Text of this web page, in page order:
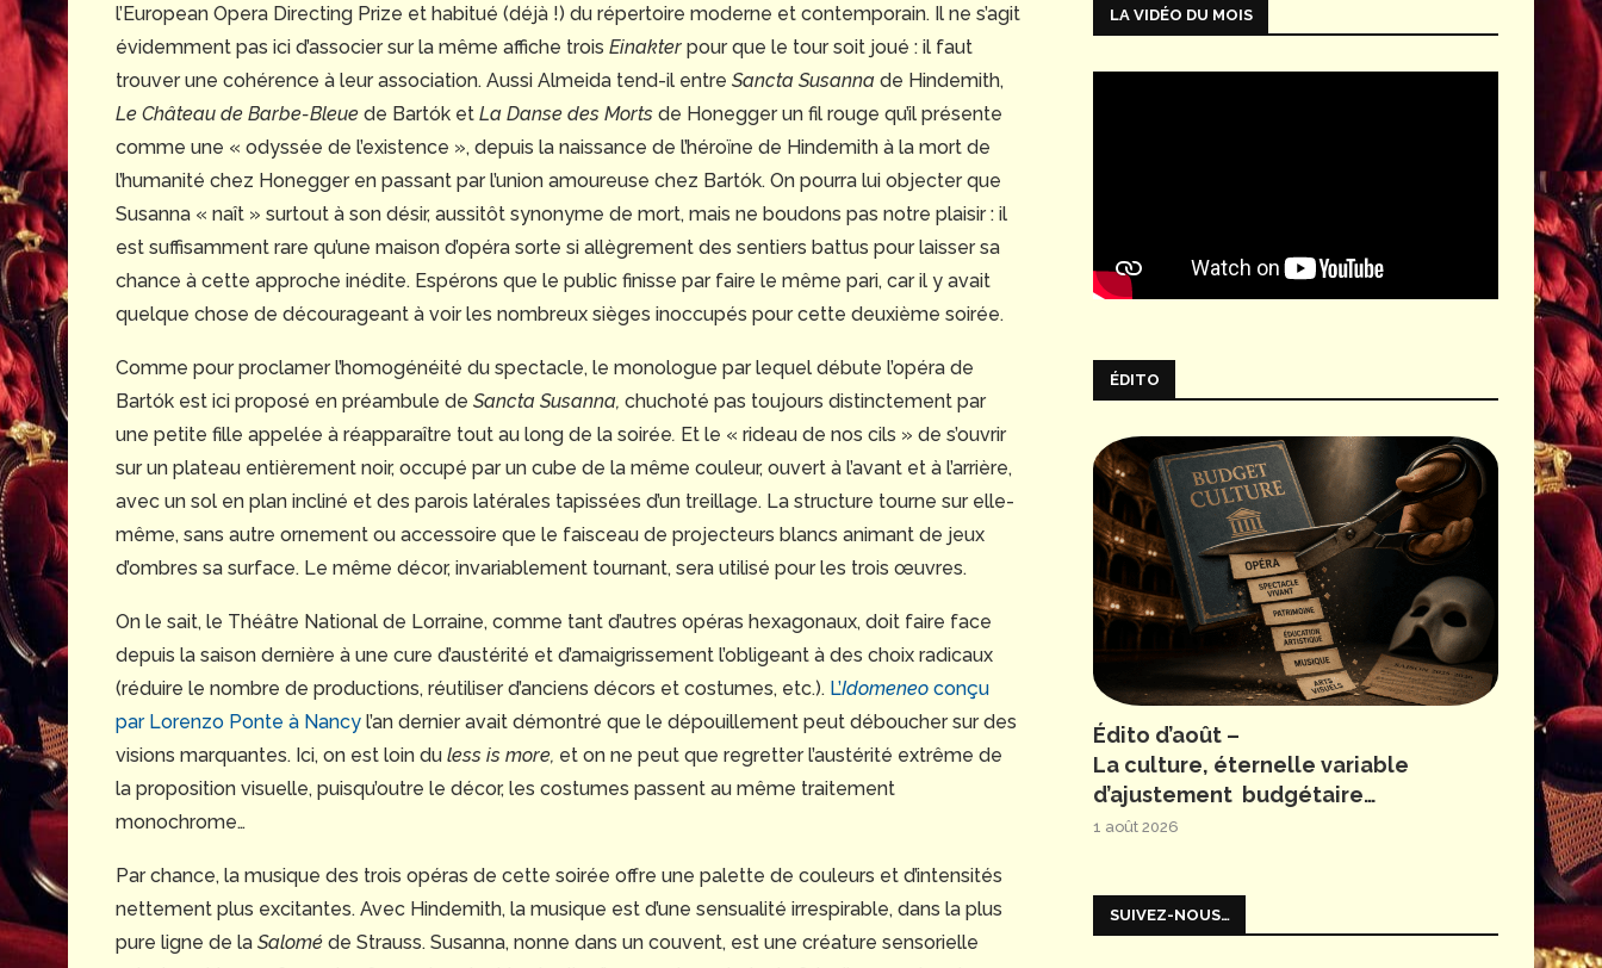
l’European Opera Directing Prize et habitué (déjà !) du répertoire moderne et contemporain. Il ne s’agit
évidemment pas ici d’associer sur la même affiche trois Einakter pour que le tour soit joué : il faut
trouver une cohérence à leur association. Aussi Almeida tend-il entre Sancta Susanna de Hindemith,
Le Château de Barbe-Bleue de Bartók et La Danse des Morts de Honegger un fil rouge qu’il présente
comme une « odyssée de l’existence », depuis la naissance de l’héroïne de Hindemith à la mort de
l’humanité chez Honegger en passant par l’union amoureuse chez Bartók. On pourra lui objecter que
Susanna « naît » surtout à son désir, aussitôt synonyme de mort, mais ne boudons pas notre plaisir : il
est suffisamment rare qu’une maison d’opéra sorte si allègrement des sentiers battus pour laisser sa
chance à cette approche inédite. Espérons que le public finisse par faire le même pari, car il y avait
quelque chose de décourageant à voir les nombreux sièges inoccupés pour cette deuxième soirée.
Comme pour proclamer l’homogénéité du spectacle, le monologue par lequel débute l’opéra de
Bartók est ici proposé en préambule de Sancta Susanna, chuchoté pas toujours distinctement par
une petite fille appelée à réapparaître tout au long de la soirée. Et le « rideau de nos cils » de s’ouvrir
sur un plateau entièrement noir, occupé par un cube de la même couleur, ouvert à l’avant et à l’arrière,
avec un sol en plan incliné et des parois latérales tapissées d’un treillage. La structure tourne sur elle-
même, sans autre ornement ou accessoire que le faisceau de projecteurs blancs animant de jeux
d’ombres sa surface. Le même décor, invariablement tournant, sera utilisé pour les trois œuvres.
On le sait, le Théâtre National de Lorraine, comme tant d’autres opéras hexagonaux, doit faire face
depuis la saison dernière à une cure d’austérité et d’amaigrissement l’obligeant à des choix radicaux
(réduire le nombre de productions, réutiliser d’anciens décors et costumes, etc.). L’Idomeneo conçu
par Lorenzo Ponte à Nancy l’an dernier avait démontré que le dépouillement peut déboucher sur des
visions marquantes. Ici, on est loin du less is more, et on ne peut que regretter l’austérité extrême de
la proposition visuelle, puisqu’outre le décor, les costumes passent au même traitement
monochrome…
Par chance, la musique des trois opéras de cette soirée offre une palette de couleurs et d’intensités
nettement plus excitantes. Avec Hindemith, la musique est d’une sensualité irrespirable, dans la plus
pure ligne de la Salomé de Strauss. Susanna, nonne dans un couvent, est une créature sensorielle
LA VIDÉO DU MOIS
ÉDITO
Édito d’août –
La culture, éternelle variable
d’ajustement budgétaire…
1 août 2026
SUIVEZ-NOUS…